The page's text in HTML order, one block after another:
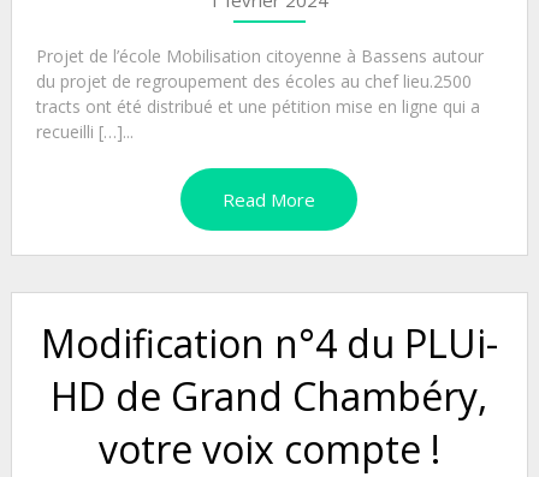
Projet de l’école Mobilisation citoyenne à Bassens autour
du projet de regroupement des écoles au chef lieu.2500
tracts ont été distribué et une pétition mise en ligne qui a
recueilli […]...
Read More
Modification n°4 du PLUi-
HD de Grand Chambéry,
votre voix compte !